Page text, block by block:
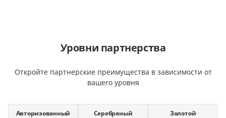
Уровни партнерства
Откройте партнерские преимущества в зависимости от
вашего уровня
Авторизованный Серебряный Золотой